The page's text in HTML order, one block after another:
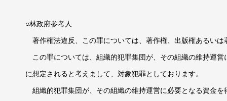
○林政府参考人
著作権法違反、この罪については、著作権、出版権あるい
この罪については、組織的犯罪集団が、その組織の維持運
に想定されると考えまして、対象犯罪としております。
組織的犯罪集団が、その組織の維持運営に必要となる資金